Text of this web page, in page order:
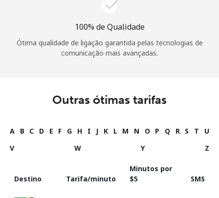
100% de Qualidade
Ótima qualidade de ligação garantida pelas tecnologias de
comunicação mais avançadas.
Outras ótimas tarifas
A B C D E F G H I J K L M N O P Q R S T
U
V
W Y Z
Destino Tarifa/minuto
Minutos por
⁦$5⁩
SMS